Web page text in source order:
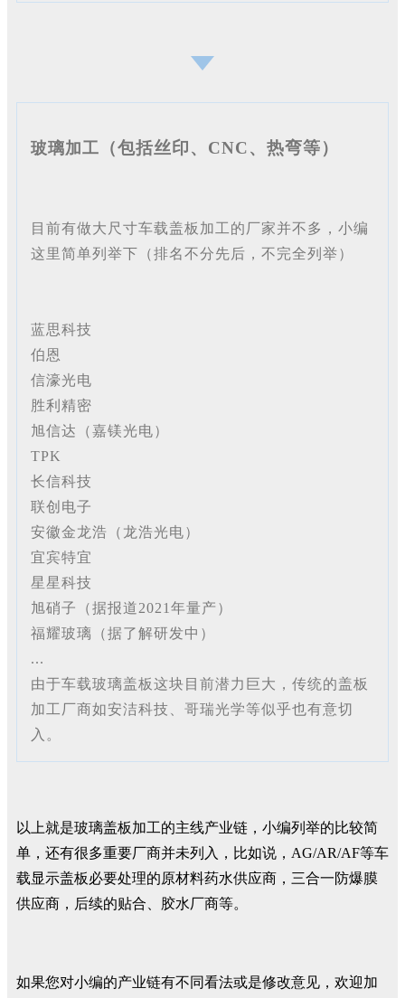
玻璃加工 （包括丝印、CNC、热弯等）
目前有做大尺寸车载盖板加工的厂家并不多，小编
这里简单列举下（排名不分先后，不完全列举）
蓝思科技
伯恩
信濠光电
胜利精密
旭信达（嘉镁光电）
TPK
长信科技
联创电子
安徽金龙浩（龙浩光电）
宜宾特宜
星星科技
旭硝子（据报道2021年量产）
福耀玻璃（据了解研发中）
...
由于车载玻璃盖板这块目前潜力巨大，传统的盖板
加工厂商如安洁科技、哥瑞光学等似乎也有意切
入。
以上就是玻璃盖板加工的主线产业链，小编列举的比较简
单，还有很多重要厂商并未列入，比如说，AG/AR/AF等车
载显示盖板必要处理的原材料药水供应商，三合一防爆膜
供应商，后续的贴合、胶水厂商等。
如果您对小编的产业链有不同看法或是修改意见，欢迎加